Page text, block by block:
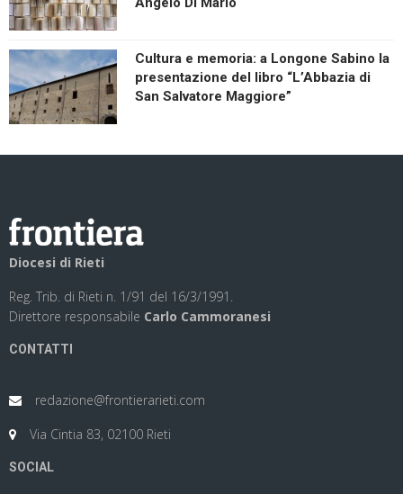
Cultura e memoria: a Longone Sabino la
presentazione del libro “L’Abbazia di
San Salvatore Maggiore”
Diocesi di Rieti
Reg. Trib. di Rieti n. 1/91 del 16/3/1991.
Direttore responsabile Carlo Cammoranesi
CONTATTI
redazione@frontierarieti.com
Via Cintia 83, 02100 Rieti
SOCIAL